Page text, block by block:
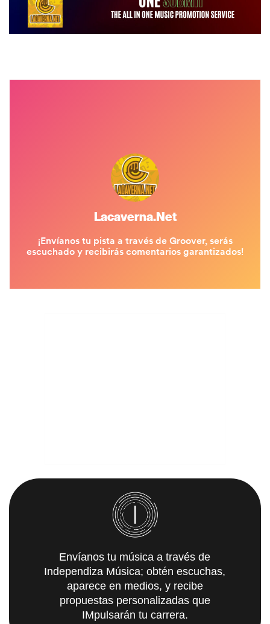
Envíanos tu música a través de
Independiza Música; obtén escuchas,
aparece en medios, y recibe
propuestas personalizadas que
IMpulsarán tu carrera.